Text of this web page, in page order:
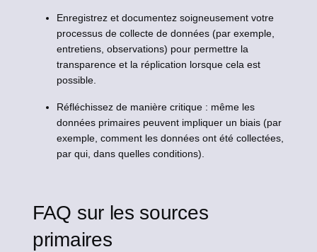
Enregistrez et documentez soigneusement votre
processus de collecte de données (par exemple,
entretiens, observations) pour permettre la
transparence et la réplication lorsque cela est
possible.
Réfléchissez de manière critique : même les
données primaires peuvent impliquer un biais (par
exemple, comment les données ont été collectées,
par qui, dans quelles conditions).
FAQ sur les sources
primaires